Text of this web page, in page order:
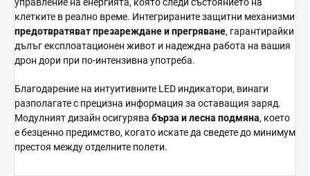
клетките в реално време. Интегрираните защитни механизми
предотвратяват презареждане и прегряване, гарантирайки
дълъг експлоатационен живот и надеждна работа на вашия
дрон дори при по-интензивна употреба.
Благодарение на интуитивните LED индикатори, винаги
разполагате с прецизна информация за оставащия заряд.
Модулният дизайн осигурява бърза и лесна подмяна, което
е безценно предимство, когато искате да сведете до минимум
престоя между отделните полети.